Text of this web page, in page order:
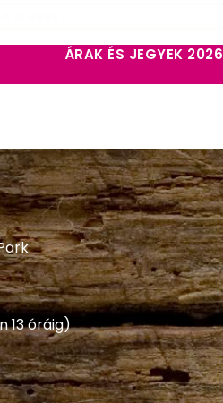
ÁRAK ÉS JEGYEK 2026
13 óráig)